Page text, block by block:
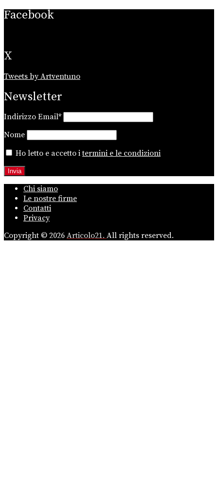
Facebook
X
Tweets by Artventuno
Newsletter
Indirizzo Email*
Nome
Ho letto e accetto itermini e le condizioni
Chi siamo
Le nostre firme
Contatti
Privacy
Copyright © 2026 Articolo21. All rights reserved.